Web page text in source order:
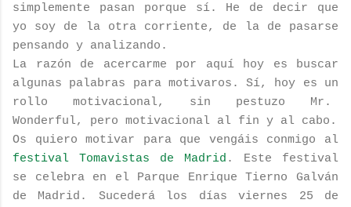
simplemente pasan porque sí. He de decir que
yo soy de la otra corriente, de la de pasarse
pensando y analizando.
La razón de acercarme por aquí hoy es buscar
algunas palabras para motivaros. Sí, hoy es un
rollo motivacional, sin pestuzo Mr.
Wonderful, pero motivacional al fin y al cabo.
Os quiero motivar para que vengáis conmigo al
festival Tomavistas de Madrid . Este festival
se celebra en el Parque Enrique Tierno Galván
de Madrid. Sucederá los días viernes 25 de